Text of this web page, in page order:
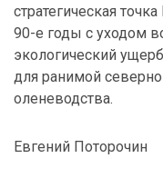
стратегическая
90-е годы с уходом
экологический
для ранимой
оленеводства.
Евгений Поторочин